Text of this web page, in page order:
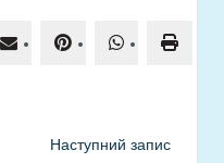
Наступний запис